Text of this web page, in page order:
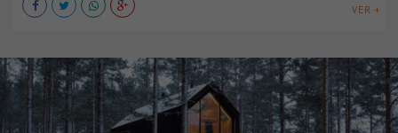
VER +